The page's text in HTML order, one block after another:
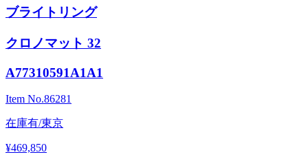
ブライトリング
クロノマット 32
A77310591A1A1
Item No.86281
在庫有/東京
¥469,850